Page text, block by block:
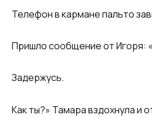
Телефон в кармане пальто
Пришло сообщение от Игоря:
Задержусь.
Как ты?» Тамара вздохнула и